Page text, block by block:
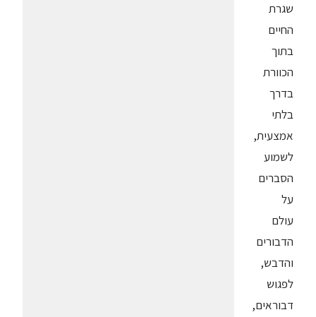
שגרת
החיים
בתוך
הכוורת
בדרך
בלתי
אמצעית,
לשמוע
הסברים
על
עולם
הדבורים
והדבש,
לפגוש
דבוראים,